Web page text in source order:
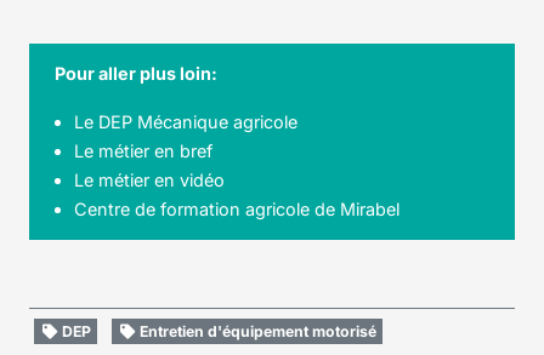
Pour aller plus loin:
Le DEP Mécanique agricole
Le métier en bref
Le métier en vidéo
Centre de formation agricole de Mirabel
DEP Entretien d'équipement motorisé